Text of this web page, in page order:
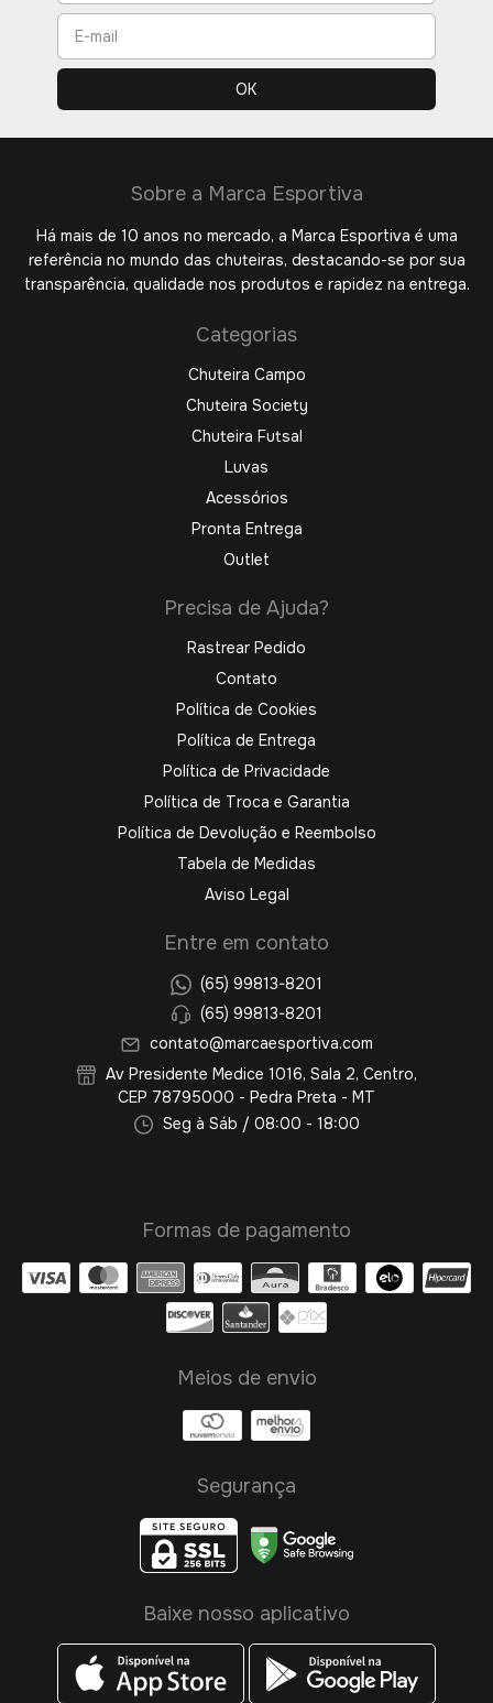
Sobre a Marca Esportiva
Há mais de 10 anos no mercado, a Marca Esportiva é uma
referência no mundo das chuteiras, destacando-se por sua
transparência, qualidade nos produtos e rapidez na entrega.
Categorias
Chuteira Campo
Chuteira Society
Chuteira Futsal
Luvas
Acessórios
Pronta Entrega
Outlet
Precisa de Ajuda?
Rastrear Pedido
Contato
Política de Cookies
Política de Entrega
Política de Privacidade
Política de Troca e Garantia
Política de Devolução e Reembolso
Tabela de Medidas
Aviso Legal
Entre em contato
(65) 99813-8201
(65) 99813-8201
contato@marcaesportiva.com
Av Presidente Medice 1016, Sala 2, Centro,
CEP 78795000 - Pedra Preta - MT
Seg à Sáb / 08:00 - 18:00
Formas de pagamento
Meios de envio
Segurança
Baixe nosso aplicativo